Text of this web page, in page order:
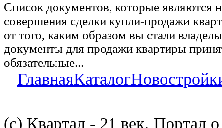
Список документов, которые являются
совершения сделки купли-продажи
от того, каким образом вы стали
документы для продажи квартиры
обязательные...
ГлавнаяКаталог
(с) Квартал - 21 век, Портал